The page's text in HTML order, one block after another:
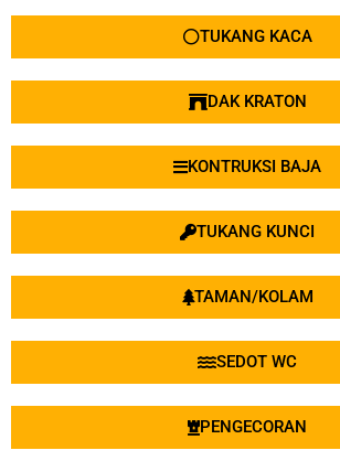
TUKANG KACA
DAK KRATON
KONTRUKSI BAJA
TUKANG KUNCI
TAMAN/KOLAM
SEDOT WC
PENGECORAN